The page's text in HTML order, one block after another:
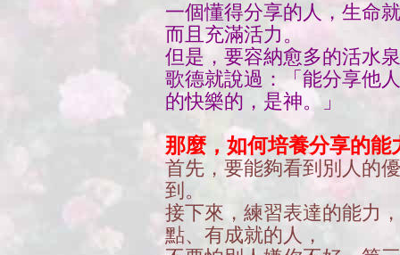
一個懂得分享的人，生命
而且充滿活力。
但是，要容納愈多的活水
歌德就說過：「能分享他
的快樂的，是神。」
那麼，如何培養分享的能
首先，要能夠看到別人的
到。
接下來，練習表達的能力
點、有成就的人，